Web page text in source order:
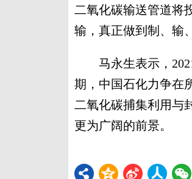
二氧化碳输送管道将
输，真正做到制、输
马永生表示，2021
期，中国石化力争在
二氧化碳捕集利用与
更为广阔的前景。